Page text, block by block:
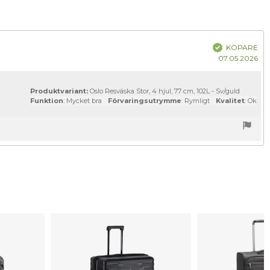
Bekräftad
KÖPARE
07.05.2026
Produktvariant: Oslo Resväska Stor, 4 hjul, 77 cm, 102L - Sv/guld
Funktion: Mycket bra Förvaringsutrymme: Rymligt Kvalitet: Ok